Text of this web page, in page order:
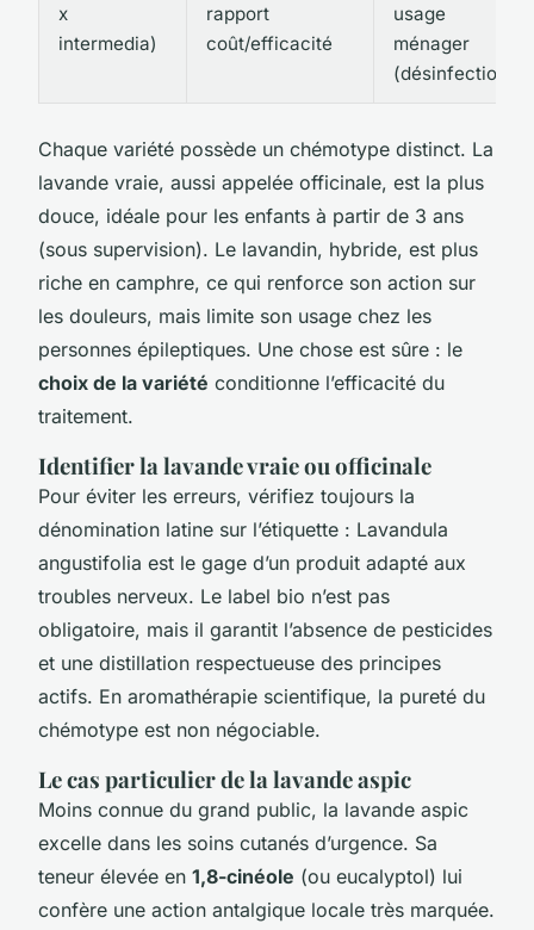
x
intermedia)
rapport
coût/efficacité
usage
ménager
(désinfection)
Chaque variété possède un chémotype distinct. La
lavande vraie, aussi appelée officinale, est la plus
douce, idéale pour les enfants à partir de 3 ans
(sous supervision). Le lavandin, hybride, est plus
riche en camphre, ce qui renforce son action sur
les douleurs, mais limite son usage chez les
personnes épileptiques. Une chose est sûre : le
choix de la variété conditionne l’efficacité du
traitement.
Identifier la lavande vraie ou officinale
Pour éviter les erreurs, vérifiez toujours la
dénomination latine sur l’étiquette : Lavandula
angustifolia est le gage d’un produit adapté aux
troubles nerveux. Le label bio n’est pas
obligatoire, mais il garantit l’absence de pesticides
et une distillation respectueuse des principes
actifs. En aromathérapie scientifique, la pureté du
chémotype est non négociable.
Le cas particulier de la lavande aspic
Moins connue du grand public, la lavande aspic
excelle dans les soins cutanés d’urgence. Sa
teneur élevée en 1,8-cinéole (ou eucalyptol) lui
confère une action antalgique locale très marquée.